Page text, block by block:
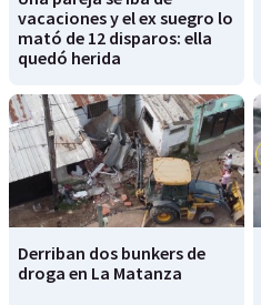
vacaciones y el ex suegro lo
mató de 12 disparos: ella
quedó herida
Derriban dos bunkers de
droga en La Matanza